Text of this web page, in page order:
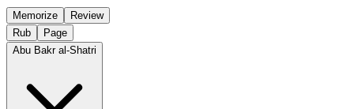
Memorize
Review
Rub
Page
Abu Bakr al-Shatri